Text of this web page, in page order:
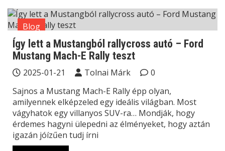
Blog
Így lett a Mustangból rallycross autó – Ford
Mustang Mach-E Rally teszt
2025-01-21 Tolnai Márk
0
Sajnos a Mustang Mach-E Rally épp olyan,
amilyennek elképzeled egy ideális világban. Most
vágyhatok egy villanyos SUV-ra… Mondják, hogy
érdemes hagyni ülepedni az élményeket, hogy aztán
igazán jóízűen tudj írni